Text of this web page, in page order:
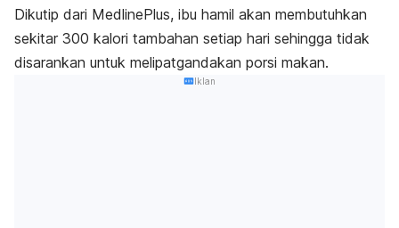
Dikutip dari MedlinePlus, ibu hamil akan membutuhkan
sekitar 300 kalori tambahan setiap hari sehingga tidak
disarankan untuk melipatgandakan porsi makan.
Iklan